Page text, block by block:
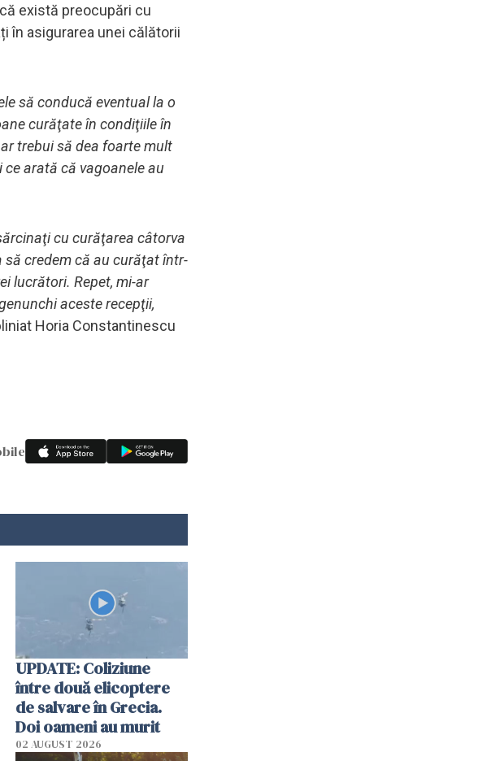
există preocupări cu
în asigurarea unei călătorii
să conducă eventual la o
curăţate în condiţiile în
trebui să dea foarte mult
arată că vagoanele au
cu curăţarea câtorva
să credem că au curăţat într-
lucrători. Repet, mi-ar
aceste recepţii,
Horia Constantinescu
UPDATE: Coliziune
între două elicoptere
de salvare în Grecia.
Doi oameni au murit
02 AUGUST 2026